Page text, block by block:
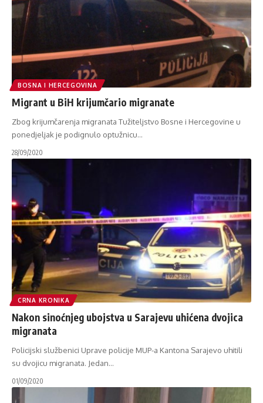
BOSNA I HERCEGOVINA
Migrant u BiH krijumčario migranate
Zbog krijumčarenja migranata Tužiteljstvo Bosne i Hercegovine u
ponedjeljak je podignulo optužnicu…
28/09/2020
CRNA KRONIKA
Nakon sinoćnjeg ubojstva u Sarajevu uhićena dvojica
migranata
Policijski službenici Uprave policije MUP-a Kantona Sarajevo uhitili
su dvojicu migranata. Jedan…
01/09/2020